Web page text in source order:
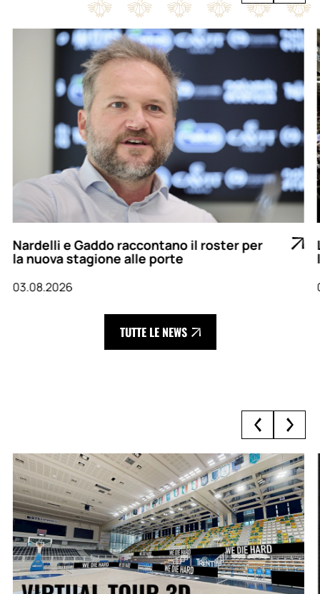
Nardelli e Gaddo raccontano il roster per
la nuova stagione alle porte
03.08.2026
TUTTE LE NEWS